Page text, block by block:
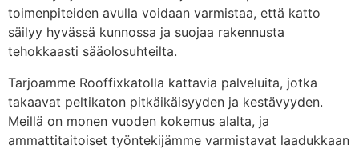
toimenpiteiden avulla voidaan varmistaa, että katto
säilyy hyvässä kunnossa ja suojaa rakennusta
tehokkaasti sääolosuhteilta.
Tarjoamme Rooffixkatolla kattavia palveluita, jotka
takaavat peltikaton pitkäikäisyyden ja kestävyyden.
Meillä on monen vuoden kokemus alalta, ja
ammattitaitoiset työntekijämme varmistavat laadukkaan